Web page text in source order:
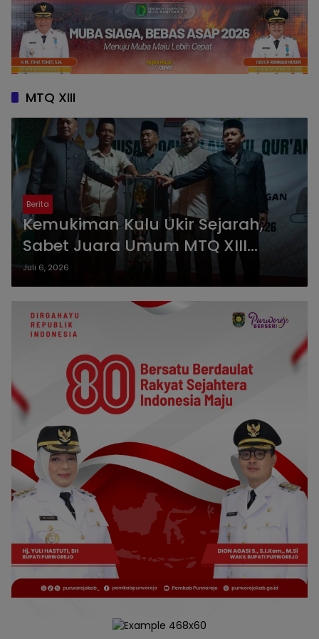
MTQ XIII
Berita
Kemukiman Kulu Ukir Sejarah,
Sabet Juara Umum MTQ XIII
Seunagan dan Boyong Piala
Bergilir
Juli 6, 2026